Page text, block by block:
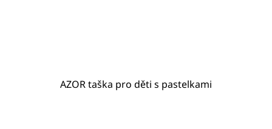
AZOR taška pro děti s pastelkami